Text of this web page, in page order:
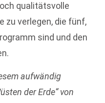
qualitätsvolle
zu verlegen, die fünf,
sind und den
aufwändig
der Erde“ von